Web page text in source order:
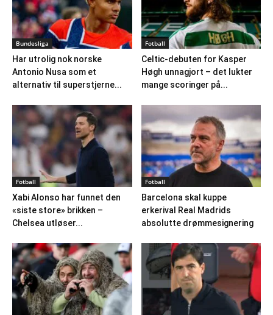
Bundesliga
Har utrolig nok norske
Antonio Nusa som et
alternativ til superstjerne...
Fotball
Celtic-debuten for Kasper
Høgh unnagjort – det lukter
mange scoringer på...
Fotball
Xabi Alonso har funnet den
«siste store» brikken –
Chelsea utløser...
Fotball
Barcelona skal kuppe
erkerival Real Madrids
absolutte drømmesignering